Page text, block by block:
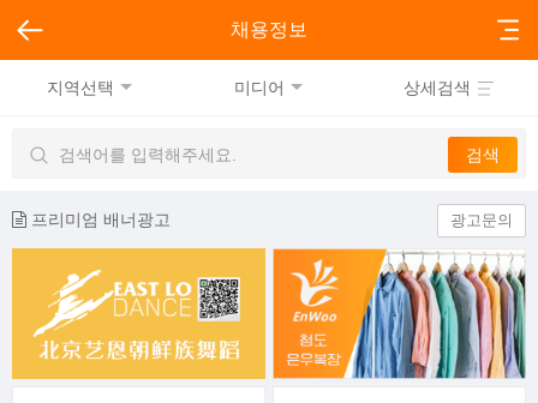
채용정보
지역선택 미디어 상세검색
프리미엄 배너광고 광고문의